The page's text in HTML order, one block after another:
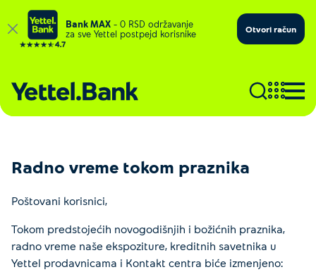
Bank MAX – 0 RSD održavanje
za sve Yettel postpejd korisnike
Otvori račun
Radno vreme tokom praznika
Poštovani korisnici,
Tokom predstojećih novogodišnjih i božićnih praznika,
radno vreme naše ekspoziture, kreditnih savetnika u
Yettel prodavnicama i Kontakt centra biće izmenjeno: